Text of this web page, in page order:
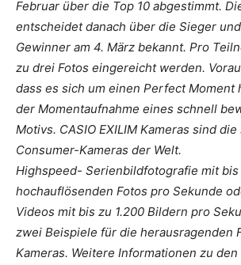
Februar über die Top 10 abgestimmt.
entscheidet danach über die Sieger
Gewinner am 4. März bekannt. Pro
zu drei Fotos eingereicht werden.
dass es sich um einen Perfect Moment
der Momentaufnahme eines schnell
Motivs. CASIO EXILIM Kameras sind
Consumer-Kameras der Welt.
Highspeed- Serienbildfotografie mit bis
hochauflösenden Fotos pro Sekunde
Videos mit bis zu 1.200 Bildern pro
zwei Beispiele für die herausragenden
Kameras. Weitere Informationen zu